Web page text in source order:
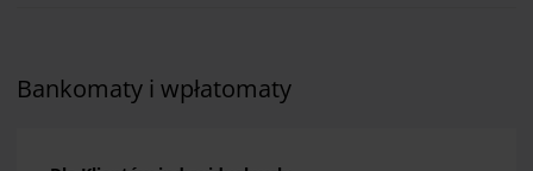
Bankomaty i wpłatomaty